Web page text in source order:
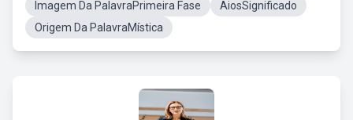
Imagem Da PalavraPrimeira Fase
AiosSignificado
Origem Da PalavraMística